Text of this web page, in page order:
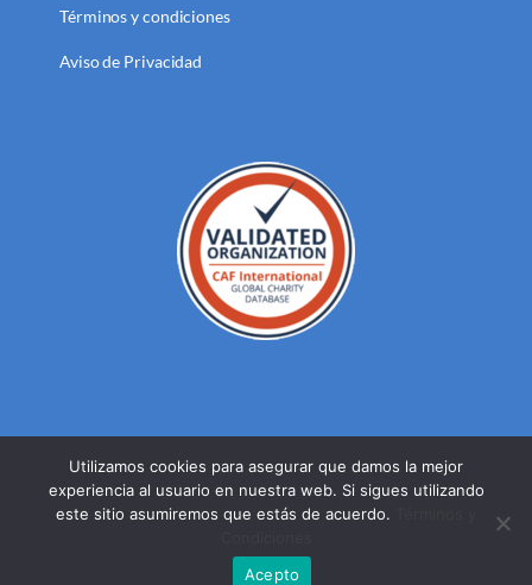
Términos y condiciones
Aviso de Privacidad
© DERECHOS RESERVADOS FUNDACION MEXICANA PARA LA
SALUD A.C. 2023 | AVISO DE PRIVACIDAD
Facebook
Twitter
Utilizamos cookies para asegurar que damos la mejor
experiencia al usuario en nuestra web. Si sigues utilizando
este sitio asumiremos que estás de acuerdo.
Acepto